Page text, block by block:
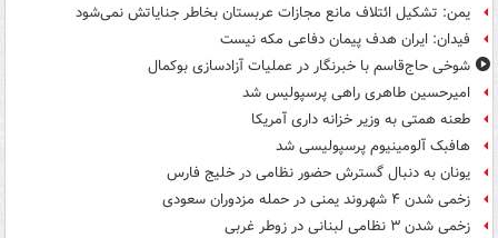
یمن: تشکیل ائتلاف مانع مجازات عربستان بخاطر جنایاتش نمی‌شود
فیدان: ایران هدف پیمان دفاعی مکه نیست
شوخی حاج‌قاسم با خبرنگار در عملیات آزادسازی بوکمال
امیرحسین طاهری راهی پرسپولیس شد
طعنه همتی به وزیر خزانه داری آمریکا
هافبک آلومینیوم پرسپولیسی شد
یونان به دنبال گسترش حضور نظامی در خلیج فارس
زخمی شدن ۴ شهروند یمنی در حمله مزدوران سعودی
زخمی شدن ۳ نظامی لبنانی در زوطر غربی